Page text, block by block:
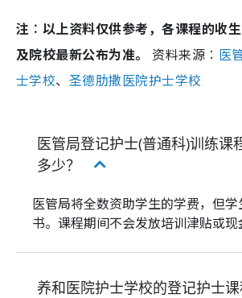
注︰以上资料仅供参考，各课程的收
及院校最新公布为准。
资料来源︰ 医
士学校、 圣德肋撒医院护士学校
医管局登记护士(普通科)训练课
多少？
医管局将全数资助学生的学费，但
书。课程期间不会发放培训津贴或现
养和医院护士学校的登记护士